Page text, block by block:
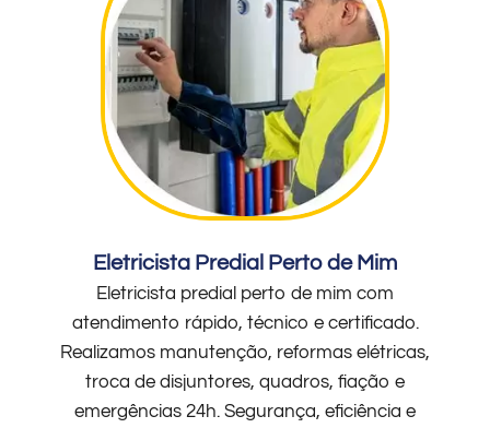
Eletricista Predial Perto de Mim
Eletricista predial perto de mim com
atendimento rápido, técnico e certificado.
Realizamos manutenção, reformas elétricas,
troca de disjuntores, quadros, fiação e
emergências 24h. Segurança, eficiência e